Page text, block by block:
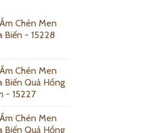
Chén Men
Biến - 15228
Chén Men
Biến Quả Hồng
- 15227
Chén Men
Biến Quả Hồng